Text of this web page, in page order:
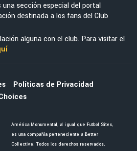
sección especial del portal
destinada a los fans del Club
alguna con el club. Para visitar el
Políticas de Privacidad
América Monumental, al igual que Futbol Sites,
es una compañía perteneciente a Better
Collective. Todos los derechos reservados.